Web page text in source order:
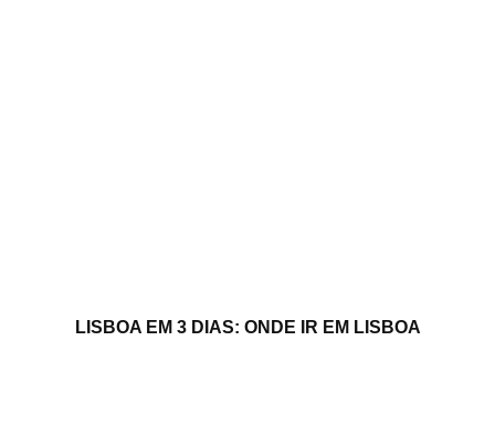
LISBOA EM 3 DIAS: ONDE IR EM LISBOA